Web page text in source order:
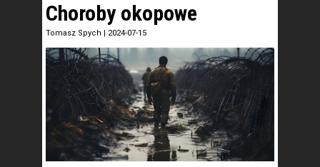
Choroby okopowe
Tomasz Spych | 2024-07-15